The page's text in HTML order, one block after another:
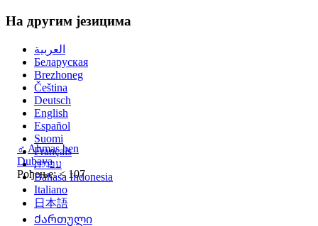
♂ Ahmas ben
Dubaya
Рођење: < 107
На другим језицима
العربية
Беларуская
Brezhoneg
Čeština
Deutsch
English
Español
Suomi
Français
עברית
Bahasa Indonesia
Italiano
日本語
Ქართული